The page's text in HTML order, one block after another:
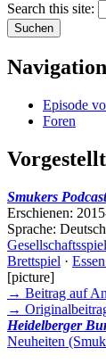
Search this site:
Navigation
Episode
Foren
Smukers
Erschienen:
Sprache: Deutsch
Brettspiel ·
[picture]
→ Beitrag auf
→
Heidelberger
Neuheiten